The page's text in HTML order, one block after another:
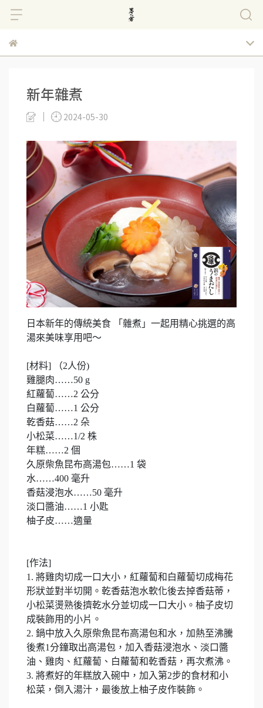
新年雜煮
2024-05-30
日本新年的傳統美食 「雜煮」一起用精心挑選的高
湯來美味享用吧～
[材料] （2人份)
雞腿肉……50 g
紅蘿蔔……2 公分
白蘿蔔……1 公分
乾香菇……2 朵
小松菜……1/2 株
年糕……2 個
久原柴魚昆布高湯包……1 袋
水……400 毫升
香菇浸泡水……50 毫升
淡口醬油……1 小匙
柚子皮……適量
[作法]
1. 將雞肉切成一口大小，紅蘿蔔和白蘿蔔切成梅花
形狀並對半切開。乾香菇泡水軟化後去掉香菇蒂，
小松菜燙熟後擠乾水分並切成一口大小。柚子皮切
成裝飾用的小片。
2. 鍋中放入久原柴魚昆布高湯包和水，加熱至沸騰
後煮1分鐘取出高湯包，加入香菇浸泡水、淡口醬
油、雞肉、紅蘿蔔、白蘿蔔和乾香菇，再次煮沸。
3. 將煮好的年糕放入碗中，加入第2步的食材和小
松菜，倒入湯汁，最後放上柚子皮作裝飾。